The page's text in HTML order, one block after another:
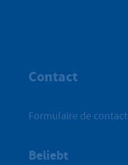
Contact
Formulaire de contact
Beliebt